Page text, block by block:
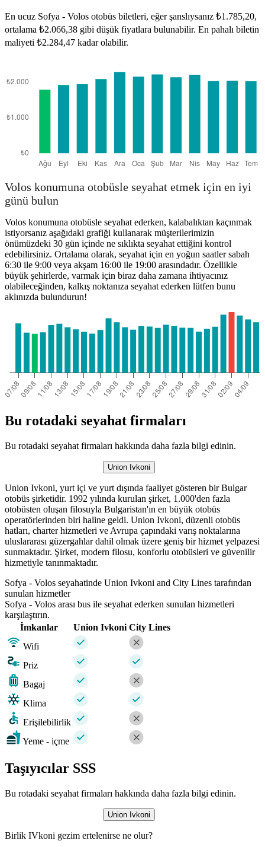
En ucuz Sofya - Volos otobüs biletleri, eğer şanslıysanız ₺1.785,20,
ortalama ₺2.066,38 gibi düşük fiyatlara bulunabilir. En pahalı biletin
maliyeti ₺2.284,47 kadar olabilir.
Volos konumuna otobüsle seyahat etmek için en iyi
günü bulun
Volos konumuna otobüsle seyahat ederken, kalabalıktan kaçınmak
istiyorsanız aşağıdaki grafiği kullanarak müşterilerimizin
önümüzdeki 30 gün içinde ne sıklıkta seyahat ettiğini kontrol
edebilirsiniz. Ortalama olarak, seyahat için en yoğun saatler sabah
6:30 ile 9:00 veya akşam 16:00 ile 19:00 arasındadır. Özellikle
büyük şehirlerde, varmak için biraz daha zamana ihtiyacınız
olabileceğinden, kalkış noktanıza seyahat ederken lütfen bunu
aklınızda bulundurun!
Bu rotadaki seyahat firmaları
Bu rotadaki seyahat firmaları hakkında daha fazla bilgi edinin.
Union Ivkoni
Union Ivkoni, yurt içi ve yurt dışında faaliyet gösteren bir Bulgar
otobüs şirketidir. 1992 yılında kurulan şirket, 1.000'den fazla
otobüsten oluşan filosuyla Bulgaristan'ın en büyük otobüs
operatörlerinden biri haline geldi. Union Ivkoni, düzenli otobüs
hatları, charter hizmetleri ve Avrupa çapındaki varış noktalarına
uluslararası güzergahlar dahil olmak üzere geniş bir hizmet yelpazesi
sunmaktadır. Şirket, modern filosu, konforlu otobüsleri ve güvenilir
hizmetiyle tanınmaktadır.
Sofya - Volos seyahatinde Union Ivkoni and City Lines tarafından
sunulan hizmetler
Sofya - Volos arası bus ile seyahat ederken sunulan hizmetleri
karşılaştırın.
İmkanlar
Union Ivkoni City Lines
Wifi
Priz
Bagaj
Klima
Erişilebilirlik
Yeme - içme
Taşıyıcılar SSS
Bu rotadaki seyahat firmaları hakkında daha fazla bilgi edinin.
Union Ivkoni
Birlik IVkoni gezim ertelenirse ne olur?